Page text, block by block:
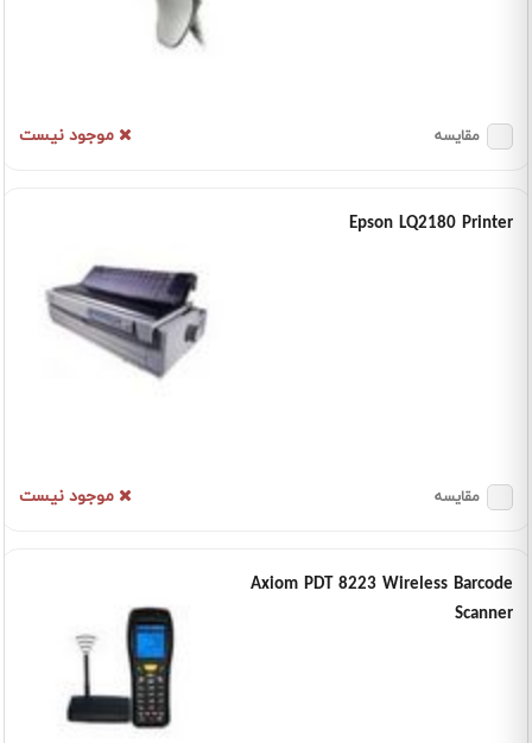
موجود نیست مقایسه
Epson LQ2180 Printer
موجود نیست مقایسه
Axiom PDT 8223 Wireless Barcode
Scanner